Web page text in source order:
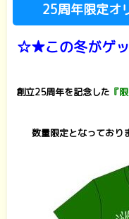
25周年限定オ
☆★この冬がゲッ
創立25周年を記念した 『
数量限定となっており